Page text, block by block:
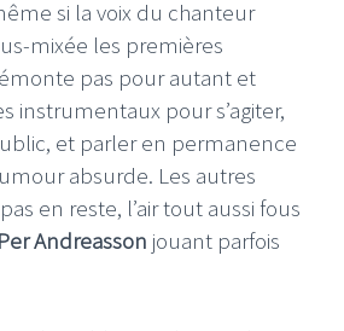
si la voix du chanteur
mixée les premières
pas pour autant et
instrumentaux pour s’agiter,
et parler en permanence
absurde. Les autres
en reste, l’air tout aussi fous
Per Andreasson jouant parfois